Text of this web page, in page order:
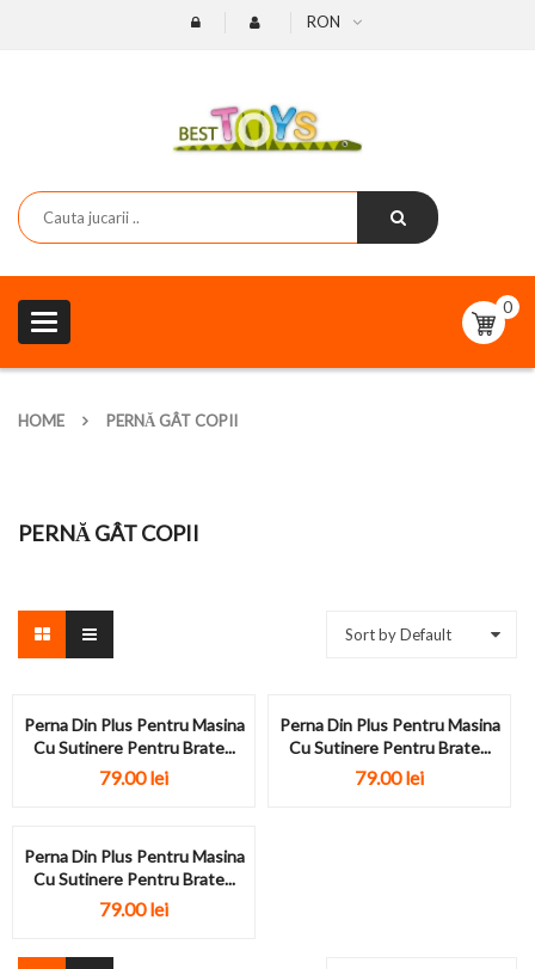
RON
Toggle
navigation
0
HOME PERNĂ GÂT COPII
PERNĂ GÂT COPII
Sort by Default
Perna Din Plus Pentru Masina
Cu Sutinere Pentru Brate...
79.00lei
Perna Din Plus Pentru Masina
Cu Sutinere Pentru Brate...
79.00lei
Perna Din Plus Pentru Masina
Cu Sutinere Pentru Brate...
79.00lei